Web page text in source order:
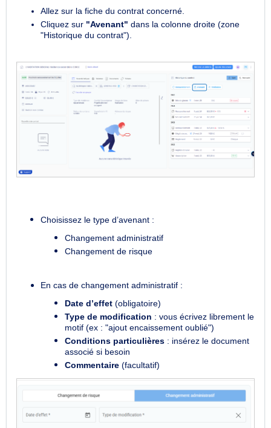
Allez sur la fiche du contrat concerné.
Cliquez sur "Avenant" dans la colonne droite (zone
"Historique du contrat").
Choisissez le type d’avenant :
Changement administratif
Changement de risque
En cas de changement administratif :
Date d’effet (obligatoire)
Type de modification : vous écrivez librement le
motif (ex : "ajout encaissement oublié")
Conditions particulières : insérez le document
associé si besoin
Commentaire (facultatif)